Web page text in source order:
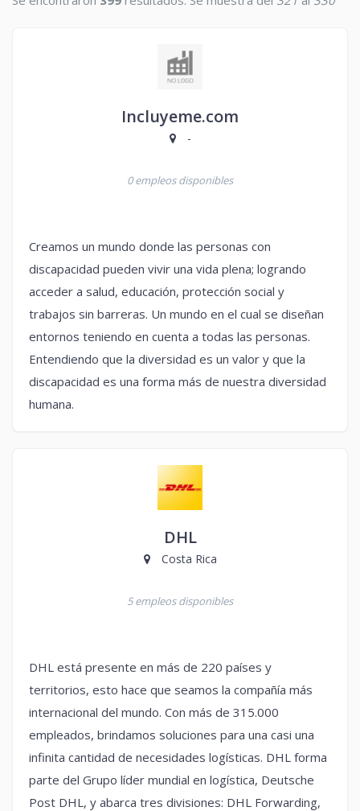
Incluyeme.com
-
0 empleos disponibles
Creamos un mundo donde las personas con
discapacidad pueden vivir una vida plena; logrando
acceder a salud, educación, protección social y
trabajos sin barreras. Un mundo en el cual se diseñan
entornos teniendo en cuenta a todas las personas.
Entendiendo que la diversidad es un valor y que la
discapacidad es una forma más de nuestra diversidad
humana.
DHL
Costa Rica
5 empleos disponibles
DHL está presente en más de 220 países y
territorios, esto hace que seamos la compañía más
internacional del mundo. Con más de 315.000
empleados, brindamos soluciones para una casi una
infinita cantidad de necesidades logísticas. DHL forma
parte del Grupo líder mundial en logística, Deutsche
Post DHL, y abarca tres divisiones: DHL Forwarding,